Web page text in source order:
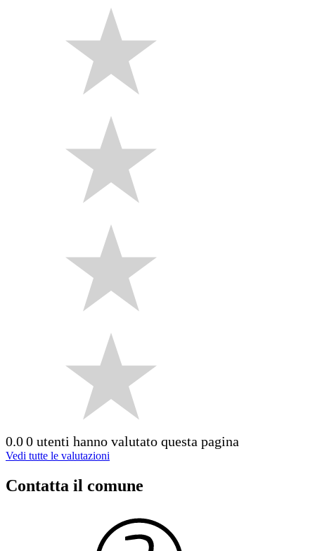
0.00 utenti hanno valutato questa pagina
Vedi tutte le valutazioni
Contatta il comune